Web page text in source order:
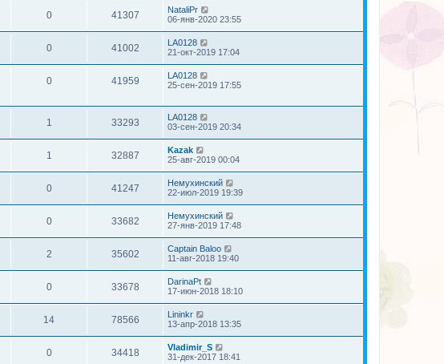
0 41307
NataliPr
06-янв-2020 23:55
0 41002
LA0128
21-окт-2019 17:04
0 41959
LA0128
25-сен-2019 17:55
1 33293
LA0128
03-сен-2019 20:34
1 32887
Kazak
25-авг-2019 00:04
0 41247
Немухинский
22-июл-2019 19:39
0 33682
Немухинский
27-янв-2019 17:48
2 35602
Captain Baloo
11-авг-2018 19:40
0 33678
DarinaPt
17-июн-2018 18:10
14 78566
Lininkr
13-апр-2018 13:35
0 34418
Vladimir_S
31-дек-2017 18:41